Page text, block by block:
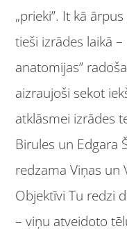
„prieki”. It kā
tieši izrādes laikā
anatomijas”
aizraujoši sekot
atklāsmei izrādes
Birules un Edgara
redzama Viņas un
Objektīvi Tu redzi
– viņu atveidoto